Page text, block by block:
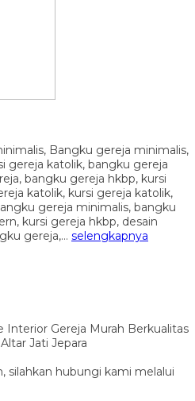
Bangku gereja minimalis,
gereja katolik, bangku gereja
bangku gereja hkbp, kursi
katolik, kursi gereja katolik,
gereja minimalis, bangku
kursi gereja hkbp, desain
gereja,… selengkapnya
Interior Gereja Murah Berkualitas
Jati Jepara
silahkan hubungi kami melalui